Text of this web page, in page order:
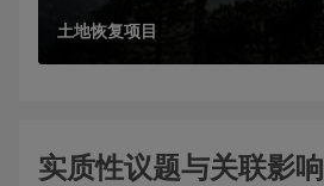
土地恢复项目
实质性议题与关联影响